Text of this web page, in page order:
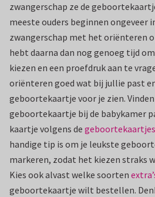
zwangerschap ze de
meeste ouders beginnen ongeveer
zwangerschap met het oriënteren
hebt daarna dan nog genoeg tijd
kiezen en een proefdruk aan te
oriënteren goed wat bij jullie past
geboortekaartje voor je zien.
geboortekaartje bij de babykamer
kaartje volgens de
handige tip is om je leukste
markeren, zodat het kiezen straks
Kies ook alvast welke soorten
geboortekaartje wilt bestellen.